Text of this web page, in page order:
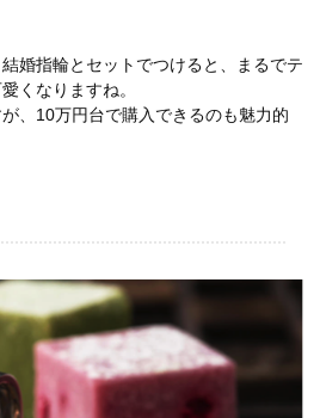
婚指輪とセットでつけると、まるでテ
くなりますね。
、10万円台で購入できるのも魅力的